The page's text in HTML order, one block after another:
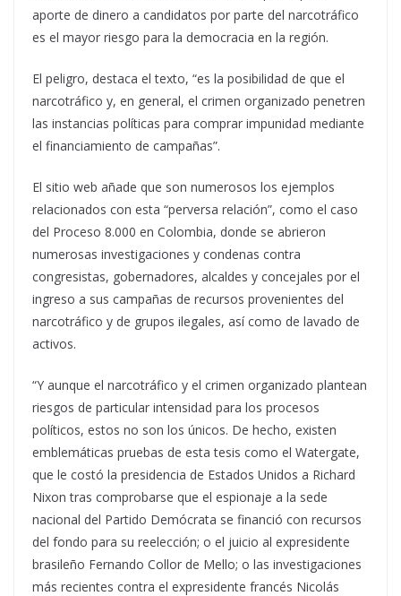
aporte de dinero a candidatos por parte del narcotráfico
es el mayor riesgo para la democracia en la región.
El peligro, destaca el texto, “es la posibilidad de que el
narcotráfico y, en general, el crimen organizado penetren
las instancias políticas para comprar impunidad mediante
el financiamiento de campañas”.
El sitio web añade que son numerosos los ejemplos
relacionados con esta “perversa relación”, como el caso
del Proceso 8.000 en Colombia, donde se abrieron
numerosas investigaciones y condenas contra
congresistas, gobernadores, alcaldes y concejales por el
ingreso a sus campañas de recursos provenientes del
narcotráfico y de grupos ilegales, así como de lavado de
activos.
“Y aunque el narcotráfico y el crimen organizado plantean
riesgos de particular intensidad para los procesos
políticos, estos no son los únicos. De hecho, existen
emblemáticas pruebas de esta tesis como el Watergate,
que le costó la presidencia de Estados Unidos a Richard
Nixon tras comprobarse que el espionaje a la sede
nacional del Partido Demócrata se financió con recursos
del fondo para su reelección; o el juicio al expresidente
brasileño Fernando Collor de Mello; o las investigaciones
más recientes contra el expresidente francés Nicolás